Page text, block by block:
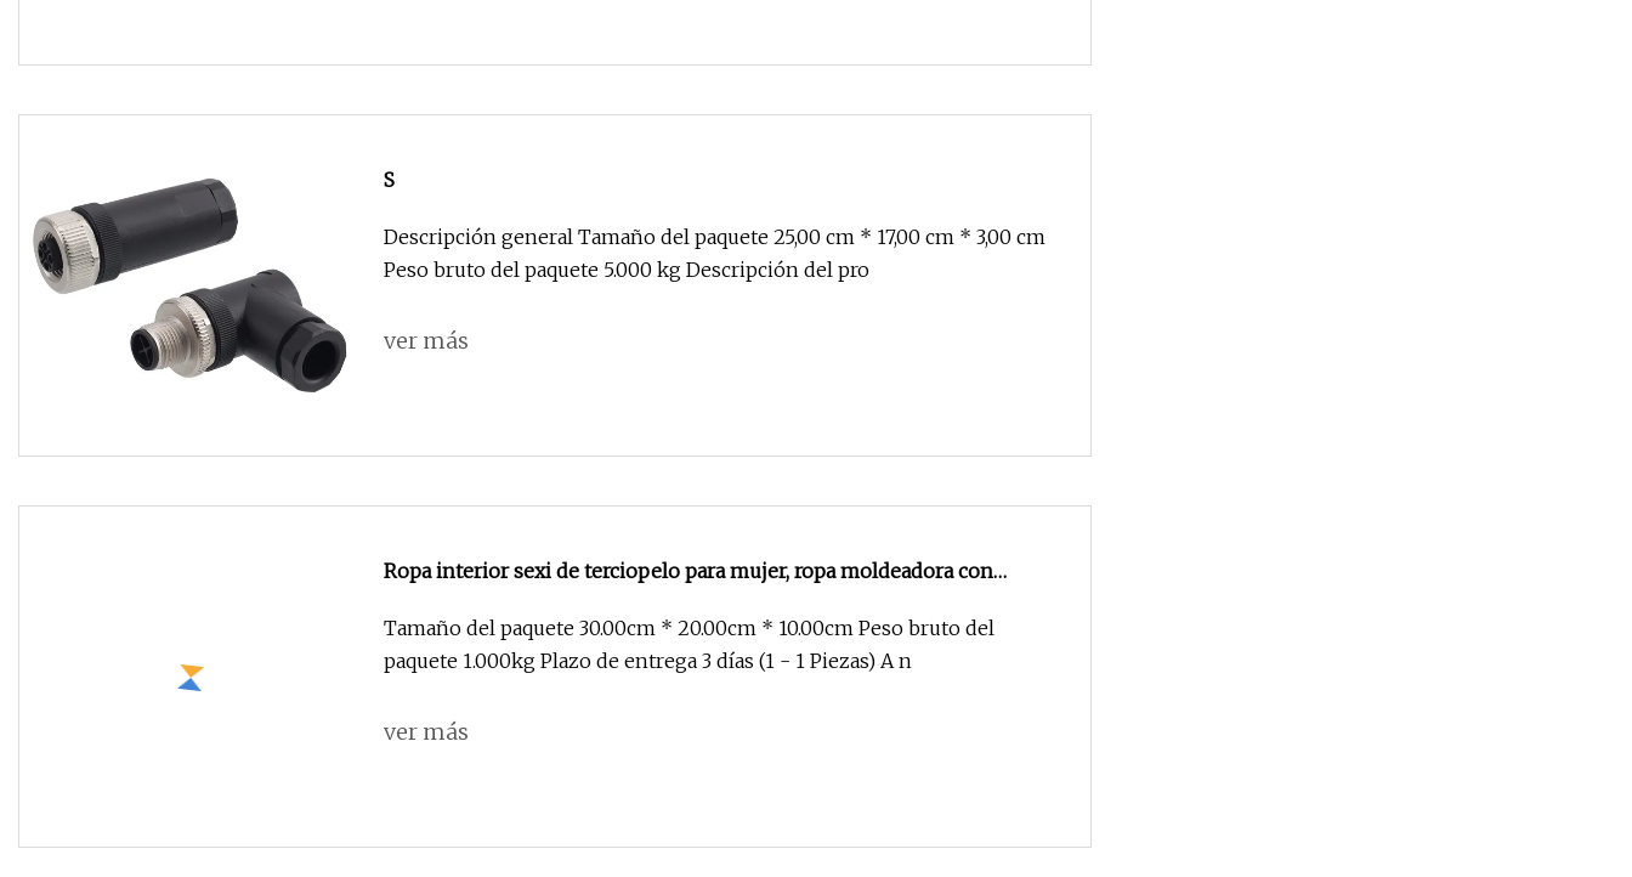
S
Descripción general Tamaño del paquete 25,00 cm * 17,00 cm * 3,00 cm
Peso bruto del paquete 5.000 kg Descripción del pro
ver más
Ropa interior sexi de terciopelo para mujer, ropa moldeadora con
el pecho, ropa exterior, Top de tubo
Tamaño del paquete 30.00cm * 20.00cm * 10.00cm Peso bruto del
paquete 1.000kg Plazo de entrega 3 días (1 - 1 Piezas) A n
ver más